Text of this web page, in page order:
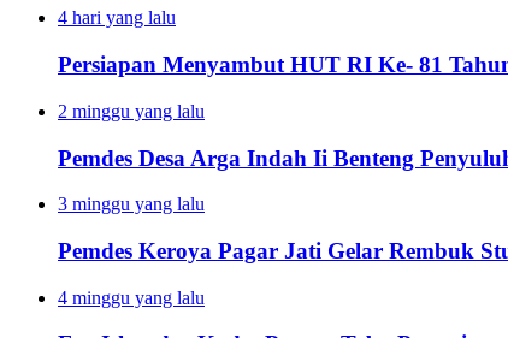
4 hari yang lalu
Persiapan Menyambut HUT RI Ke- 81
2 minggu yang lalu
Pemdes Desa Arga Indah Ii Benteng
3 minggu yang lalu
Pemdes Keroya Pagar Jati Gelar Rembuk
4 minggu yang lalu